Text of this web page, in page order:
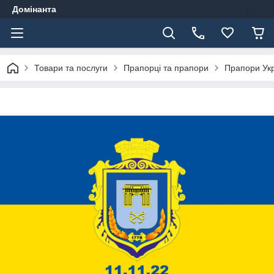
Домінанта
Товари та послуги Прапорці та прапори Прапори